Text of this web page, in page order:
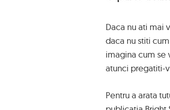
Daca nu ati mai
daca nu stiti
imagina cum se
atunci pregatiti-
Pentru a arata